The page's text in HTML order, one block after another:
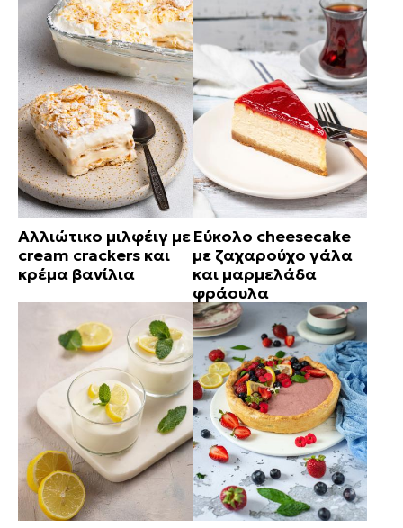
Αλλιώτικο μιλφέιγ με
cream crackers και
κρέμα βανίλια
Εύκολο cheesecake
με ζαχαρούχο γάλα
και μαρμελάδα
φράουλα